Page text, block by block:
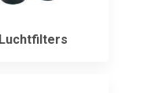
Luchtfilters